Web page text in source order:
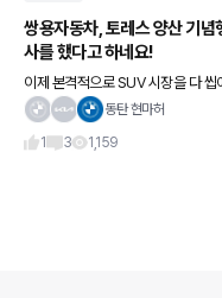
쌍용자동차, 토레스 양산 기
사를 했다고 하네요!
이제 본격적으로 SUV 시장을 다 씹
동탄 현마허
1
3 1,159